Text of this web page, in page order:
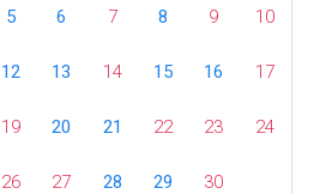
5 6 7 8 9 10
12 13 14 15 16 17
19 20 21 22 23 24
26 27 28 29 30